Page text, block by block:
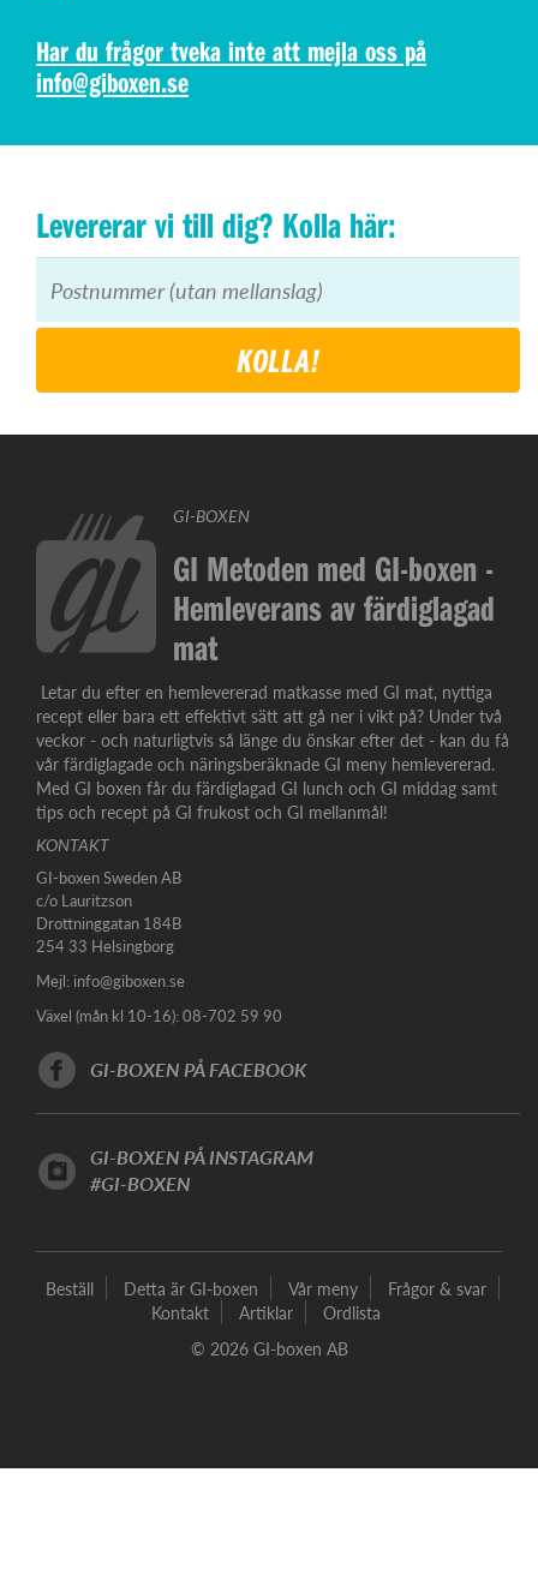
Har du frågor tveka inte att mejla oss på
info@giboxen.se
Levererar vi till dig? Kolla här:
KOLLA!
GI-BOXEN
GI Metoden med GI-boxen -
Hemleverans av färdiglagad
mat
Letar du efter en hemlevererad matkasse med GI mat, nyttiga
recept eller bara ett effektivt sätt att gå ner i vikt på? Under två
veckor - och naturligtvis så länge du önskar efter det - kan du få
vår färdiglagade och näringsberäknade GI meny hemlevererad.
Med GI boxen får du färdiglagad GI lunch och GI middag samt
tips och recept på GI frukost och GI mellanmål!
KONTAKT
GI-boxen Sweden AB
c/o Lauritzson
Drottninggatan 184B
254 33 Helsingborg
Mejl: info@giboxen.se
Växel (mån kl 10-16): 08-702 59 90
GI-BOXEN PÅ FACEBOOK
GI-BOXEN PÅ INSTAGRAM
#GI-BOXEN
Beställ Detta är GI-boxen Vår meny
Frågor & svar
Kontakt
Artiklar
Ordlista
© 2026 GI-boxen AB